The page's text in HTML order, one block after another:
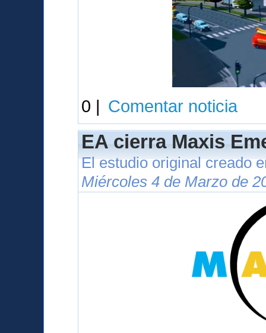
0 | Comentar noticia
EA cierra Maxis
El estudio original creado
Miércoles 4 de Marzo de